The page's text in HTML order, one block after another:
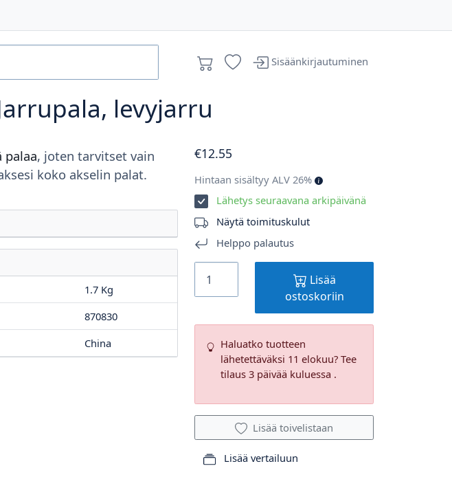
Sisäänkirjautuminen
levyjarru
palaa, joten tarvitset vain
koko akselin palat.
1.7 Kg
870830
China
€12.55
Hintaan sisältyy ALV 26%
Lähetys seuraavana arkipäivänä
Näytä toimituskulut
Helppo palautus
Lisää
ostoskoriin
Haluatko tuotteen
lähetettäväksi 11 elokuu? Tee
tilaus 3 päivää kuluessa .
Lisää toivelistaan
Lisää vertailuun